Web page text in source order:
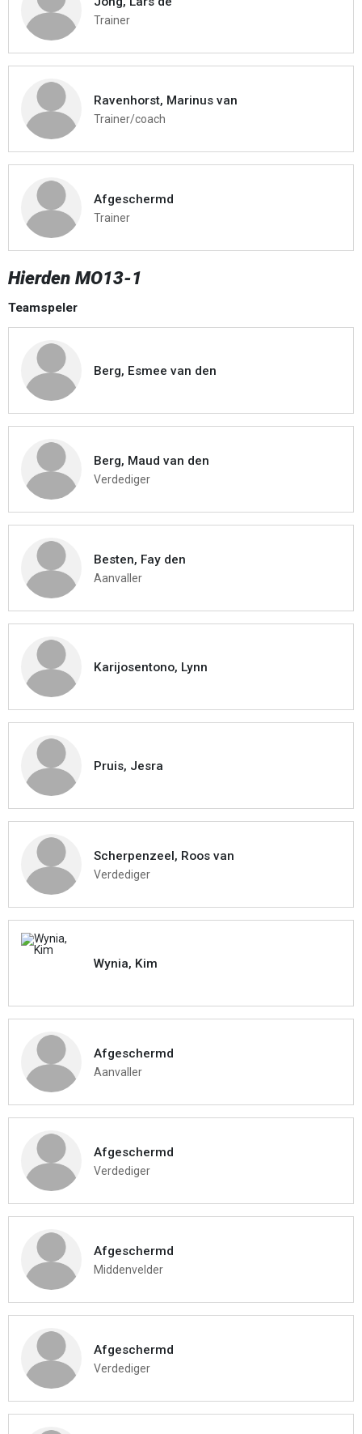
Trainer
Ravenhorst, Marinus van
Trainer/coach
Afgeschermd
Trainer
Hierden MO13-1
Teamspeler
Berg, Esmee van den
Berg, Maud van den
Verdediger
Besten, Fay den
Aanvaller
Karijosentono, Lynn
Pruis, Jesra
Scherpenzeel, Roos van
Verdediger
Wynia, Kim
Afgeschermd
Aanvaller
Afgeschermd
Verdediger
Afgeschermd
Middenvelder
Afgeschermd
Verdediger